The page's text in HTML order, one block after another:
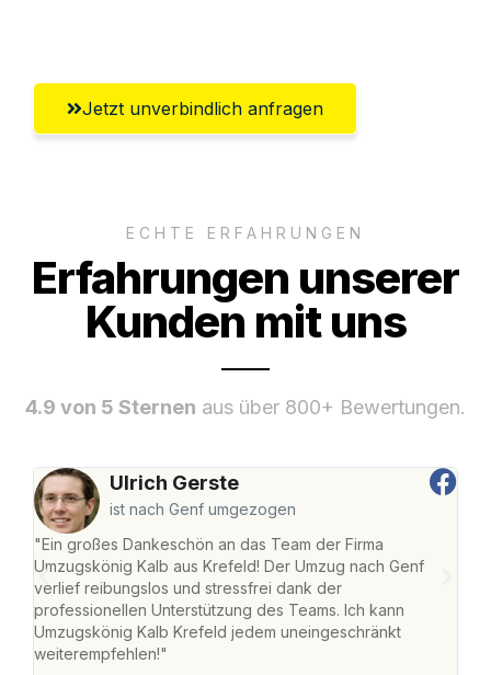
Jetzt unverbindlich anfragen
ECHTE ERFAHRUNGEN
Erfahrungen unserer
Kunden mit uns
4.9 von 5 Sternen aus über 800+ Bewertungen.
Ulrich Gerste
ist nach Genf umgezogen
"Ein großes Dankeschön an das Team der Firma
Umzugskönig Kalb aus Krefeld! Der Umzug nach Genf
verlief reibungslos und stressfrei dank der
professionellen Unterstützung des Teams. Ich kann
Umzugskönig Kalb Krefeld jedem uneingeschränkt
weiterempfehlen!"